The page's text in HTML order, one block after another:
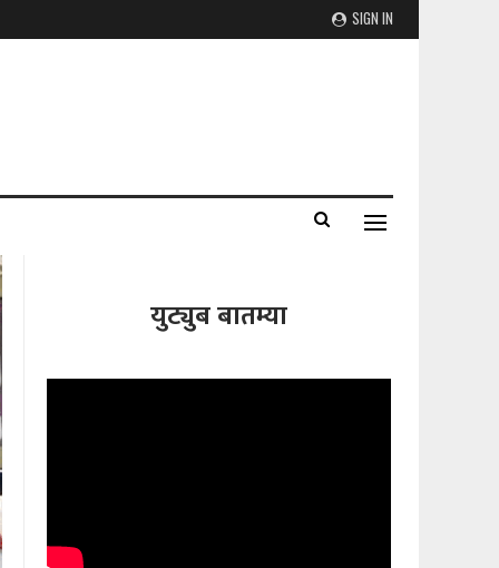
SIGN IN
युट्युब बातम्या